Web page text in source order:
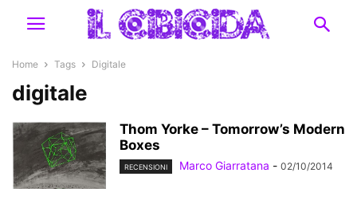
Home Tags Digitale
digitale
Thom Yorke – Tomorrow’s Modern
Boxes
RECENSIONI Marco Giarratana - 02/10/2014